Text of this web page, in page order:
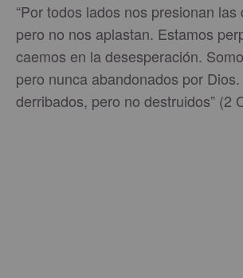
“Por todos lados nos presionan las
pero no nos aplastan. Estamos
caemos en la desesperación.
pero nunca abandonados por
derribados, pero no destruidos” (2